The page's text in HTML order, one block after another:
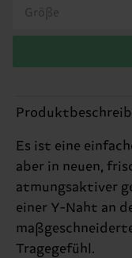
Größe
Es ist eine
aber in neuen,
atmungsaktiver
einer Y-Naht an
Tragegefühl.